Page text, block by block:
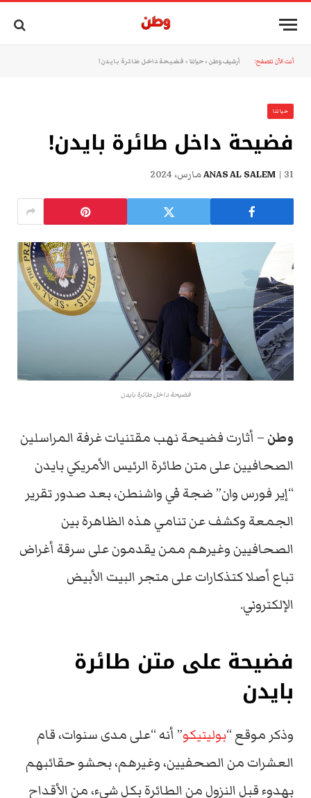
أنت الآن تتصفح: أرشيف وطن »حياتنا » فضيحة داخل طائرة بايدن!
حياتنا
فضيحة داخل طائرة بايدن!
ANAS AL SALEM 31 مارس، 2024
فضيحة داخل طائرة بايدن
وطن – أثارت فضيحة نهب مقتنيات غرفة المراسلين
الصحافيين على متن طائرة الرئيس الأمريكي بايدن
“إير فورس وان” ضجة في واشنطن، بعد صدور تقرير
الجمعة وكشف عن تنامي هذه الظاهرة بين
الصحافيين وغيرهم ممن يقدمون على سرقة أغراض
تباع أصلا كتذكارات على متجر البيت الأبيض
الإلكتروني.
فضيحة على متن طائرة
بايدن
وذكر موقع “بوليتيكو” أنه “على مدى سنوات، قام
العشرات من الصحفيين، وغيرهم، بحشو حقائبهم
بهدوء قبل النزول من الطائرة بكل شيء، من الأقداح